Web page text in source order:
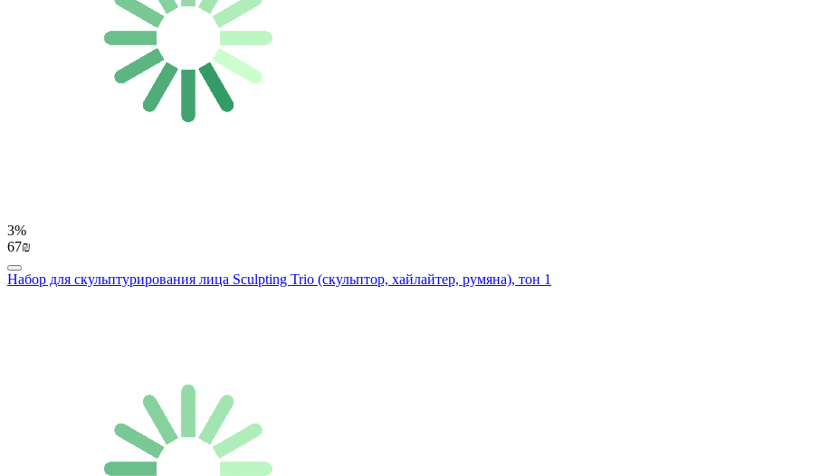
3%
67₪
Набор для скульптурирования лица Sculpting Trio (скульптор, хайлайтер, румяна), тон 1